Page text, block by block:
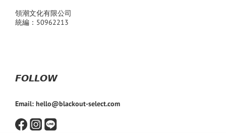
領潮文化有限公司
統編：50962213
𝙁𝙊𝙇𝙇𝙊𝙒
Email: hello@blackout-select.com